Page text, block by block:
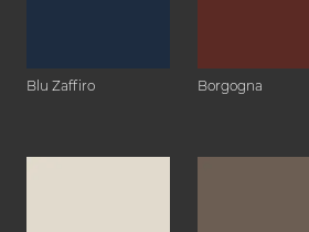
Blu Zaffiro Borgogna